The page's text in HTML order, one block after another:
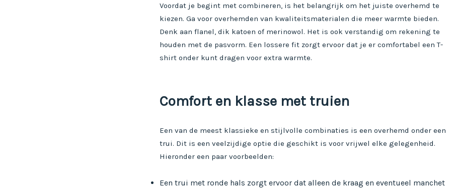
Voordat je begint met combineren, is het belangrijk om het juiste overhemd te
kiezen. Ga voor overhemden van kwaliteitsmaterialen die meer warmte bieden.
Denk aan flanel, dik katoen of merinowol. Het is ook verstandig om rekening te
houden met de pasvorm. Een lossere fit zorgt ervoor dat je er comfortabel een T-
shirt onder kunt dragen voor extra warmte.
Comfort en klasse met truien
Een van de meest klassieke en stijlvolle combinaties is een overhemd onder een
trui. Dit is een veelzijdige optie die geschikt is voor vrijwel elke gelegenheid.
Hieronder een paar voorbeelden:
Een trui met ronde hals zorgt ervoor dat alleen de kraag en eventueel manchet